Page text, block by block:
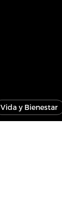
Vida y Bienestar